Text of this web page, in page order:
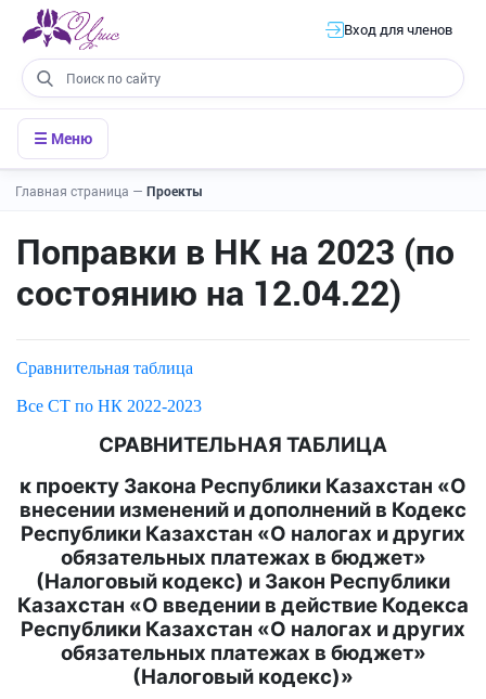
Вход для членов
☰ Меню
Главная страница — Проекты
Поправки в НК на 2023 (по
состоянию на 12.04.22)
Сравнительная таблица
Все СТ по НК 2022-2023
СРАВНИТЕЛЬНАЯ ТАБЛИЦА
к проекту Закона Республики Казахстан «О
внесении изменений и дополнений в Кодекс
Республики Казахстан «О налогах и других
обязательных платежах в бюджет»
(Налоговый кодекс) и Закон Республики
Казахстан «О введении в действие Кодекса
Республики Казахстан «О налогах и других
обязательных платежах в бюджет»
(Налоговый кодекс)»